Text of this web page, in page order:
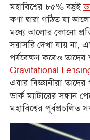
মহাবিশ্বের ৮৫% বস্তুই
কণা দ্বারা গঠিত যা
মধ্যে আলোর কোনো
সরাসরি দেখা যায় না,
পর্যবেক্ষণ করেও
Gravitational
এবার বিজ্ঞানীরা
ডার্ক ম্যাটারের সন্ধান
মহাবিশ্বের